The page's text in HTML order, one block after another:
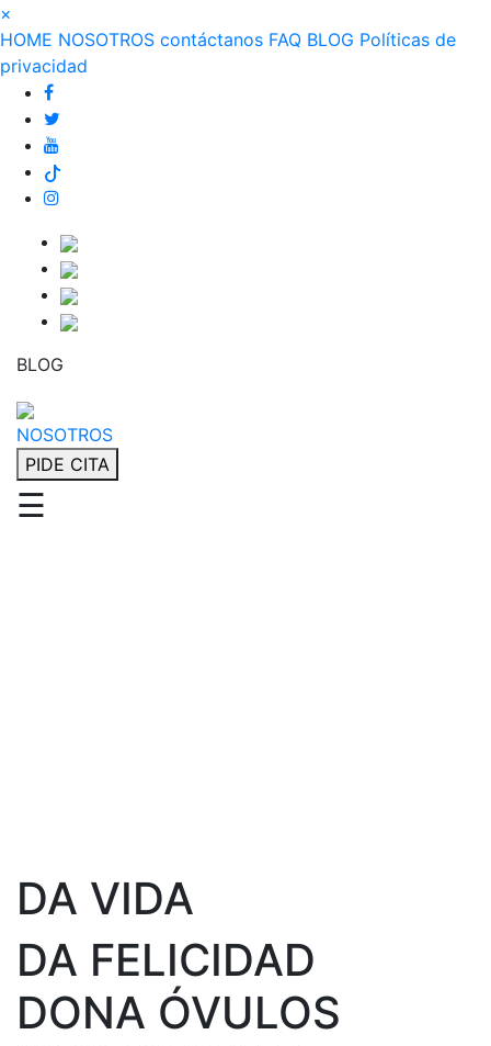
×
HOME NOSOTROS contáctanos FAQ BLOG Políticas de
privacidad
BLOG
NOSOTROS
PIDE CITA
☰
DA VIDA
DA FELICIDAD
DONA ÓVULOS